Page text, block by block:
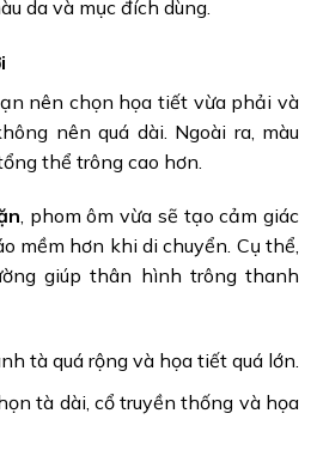
da và mục đích dùng.
nên chọn họa tiết vừa phải và
nên quá dài. Ngoài ra, màu
thể trông cao hơn.
, phom ôm vừa sẽ tạo cảm giác
mềm hơn khi di chuyển. Cụ thể,
giúp thân hình trông thanh
tà quá rộng và họa tiết quá lớn.
tà dài, cổ truyền thống và họa